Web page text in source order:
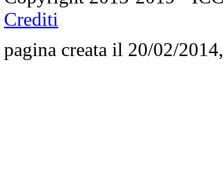
Crediti
pagina creata il 20/02/